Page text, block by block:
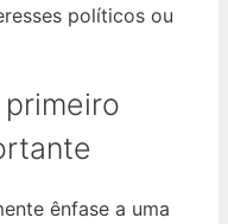
políticos ou
ênfase a uma